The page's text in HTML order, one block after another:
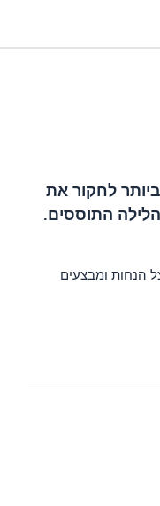
לחקור את
התוססים.
הנחות ומבצעים